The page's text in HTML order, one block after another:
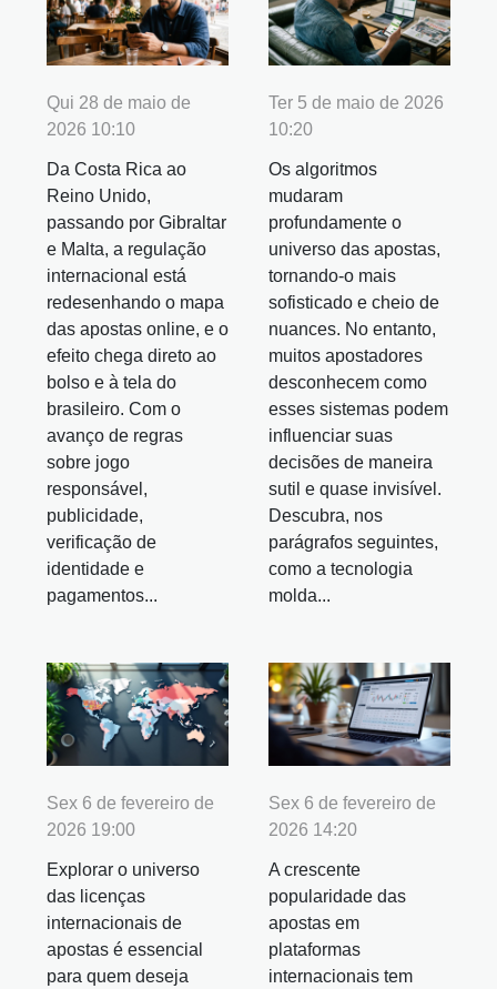
Qui 28 de maio de
2026 10:10
Da Costa Rica ao
Reino Unido,
passando por Gibraltar
e Malta, a regulação
internacional está
redesenhando o mapa
das apostas online, e o
efeito chega direto ao
bolso e à tela do
brasileiro. Com o
avanço de regras
sobre jogo
responsável,
publicidade,
verificação de
identidade e
pagamentos...
Ter 5 de maio de 2026
10:20
Os algoritmos
mudaram
profundamente o
universo das apostas,
tornando-o mais
sofisticado e cheio de
nuances. No entanto,
muitos apostadores
desconhecem como
esses sistemas podem
influenciar suas
decisões de maneira
sutil e quase invisível.
Descubra, nos
parágrafos seguintes,
como a tecnologia
molda...
Sex 6 de fevereiro de
2026 19:00
Explorar o universo
das licenças
internacionais de
apostas é essencial
para quem deseja
Sex 6 de fevereiro de
2026 14:20
A crescente
popularidade das
apostas em
plataformas
internacionais tem